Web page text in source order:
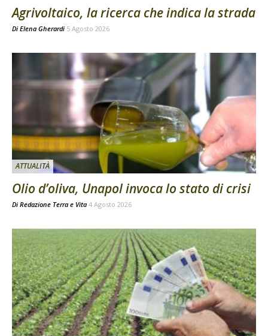
Agrivoltaico, la ricerca che indica la strada
Di Elena Gherardi 5 Agosto 2026
ATTUALITÀ
Olio d’oliva, Unapol invoca lo stato di crisi
Di Redazione Terra e Vita 4 Agosto 2026